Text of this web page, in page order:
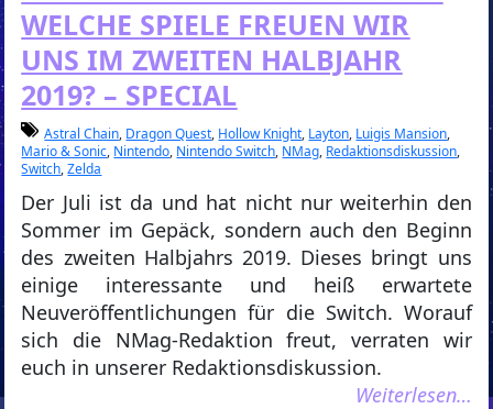
WELCHE SPIELE FREUEN WIR
UNS IM ZWEITEN HALBJAHR
2019? – SPECIAL
Astral Chain, Dragon Quest, Hollow Knight, Layton, Luigis Mansion,
Mario & Sonic, Nintendo, Nintendo Switch, NMag, Redaktionsdiskussion,
Switch,Zelda
Der Juli ist da und hat nicht nur weiterhin den
Sommer im Gepäck, sondern auch den Beginn
des zweiten Halbjahrs 2019. Dieses bringt uns
einige interessante und heiß erwartete
Neuveröffentlichungen für die Switch. Worauf
sich die NMag-Redaktion freut, verraten wir
euch in unserer Redaktionsdiskussion.
Weiterlesen…